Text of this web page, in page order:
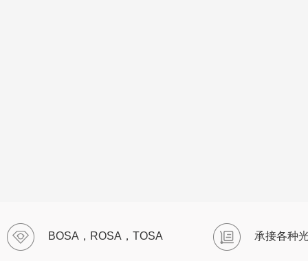
BOSA，ROSA，TOSA 承接各种